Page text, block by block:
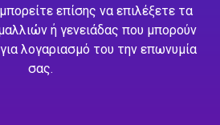
επίσης να επιλέξετε τα
ή γενειάδας που μπορούν
λογαριασμό του την επωνυμία
σας.